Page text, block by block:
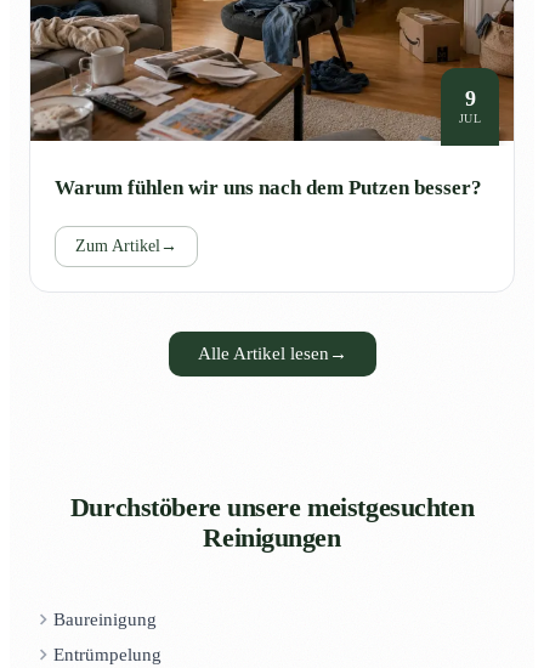
9
JUL
Warum fühlen wir uns nach dem Putzen besser?
Zum Artikel →
Alle Artikel lesen →
Durchstöbere unsere meistgesuchten
Reinigungen
Baureinigung
Entrümpelung